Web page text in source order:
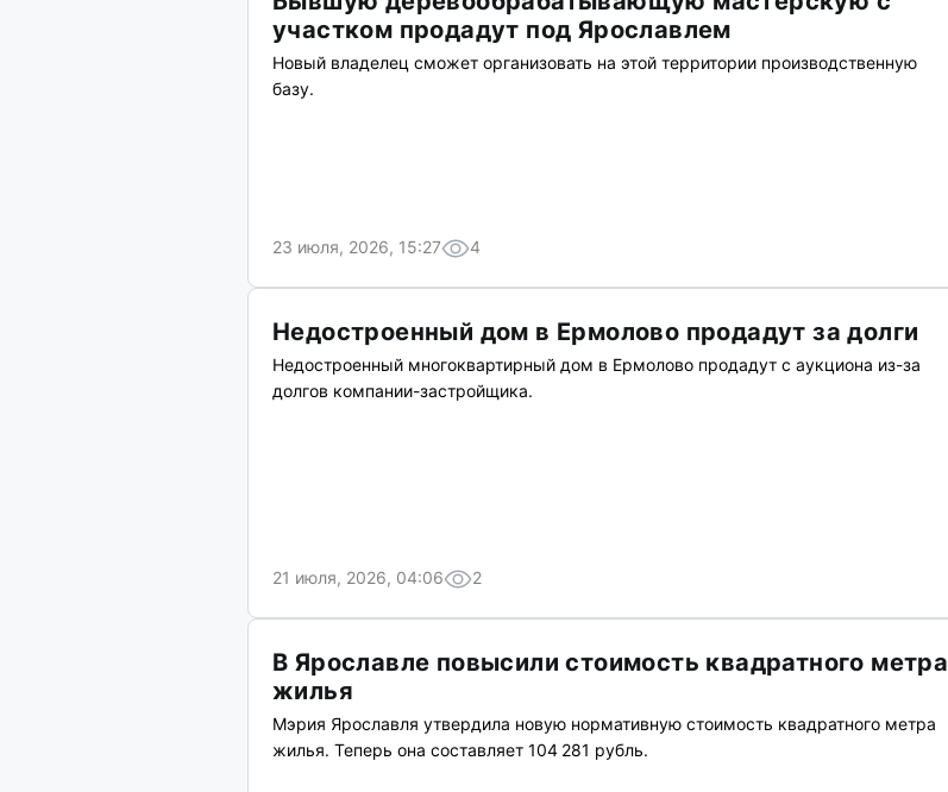
участком продадут под Ярославлем
Новый владелец сможет организовать на этой территории производственную
базу.
23 июля, 2026, 15:27 4
Недостроенный дом в Ермолово продадут за долги
Недостроенный многоквартирный дом в Ермолово продадут с аукциона из-за
долгов компании-застройщика.
21 июля, 2026, 04:06 2
В Ярославле повысили стоимость квадратного метра
жилья
Мэрия Ярославля утвердила новую нормативную стоимость квадратного метра
жилья. Теперь она составляет 104 281 рубль.